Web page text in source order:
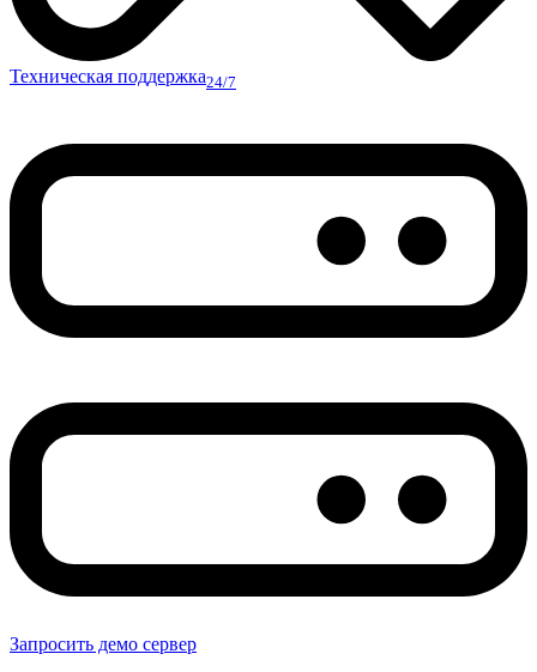
Техническая поддержка24/7
Запросить демо сервер